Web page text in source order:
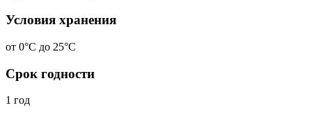
Условия хранения
от 0°С до 25°С
Срок годности
1 год